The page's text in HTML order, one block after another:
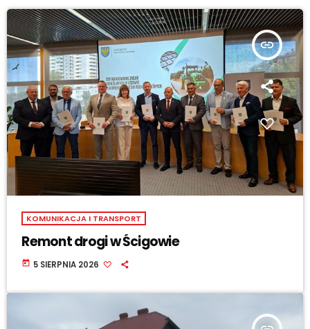
insert_link
KOMUNIKACJA I TRANSPORT
Remont drogi w Ścigowie
today 5 SIERPNIA 2026